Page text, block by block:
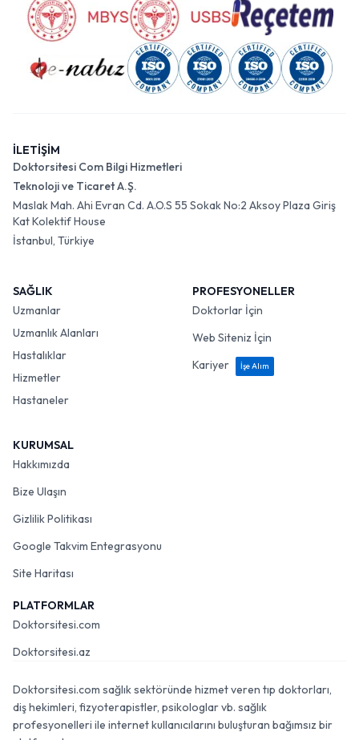
İLETİŞİM
Doktorsitesi Com Bilgi Hizmetleri
Teknoloji ve Ticaret A.Ş.
Maslak Mah. Ahi Evran Cd. A.O.S 55 Sokak No:2 Aksoy Plaza Giriş
Kat Kolektif House
İstanbul, Türkiye
SAĞLIK
Uzmanlar
Uzmanlık Alanları
Hastalıklar
Hizmetler
Hastaneler
PROFESYONELLER
Doktorlar İçin
Web Siteniz İçin
Kariyer
İşe Alım
KURUMSAL
Hakkımızda
Bize Ulaşın
Gizlilik Politikası
Google Takvim Entegrasyonu
Site Haritası
PLATFORMLAR
Doktorsitesi.com
Doktorsitesi.az
Doktorsitesi.com sağlık sektöründe hizmet veren tıp doktorları,
diş hekimleri, fizyoterapistler, psikologlar vb. sağlık
profesyonelleri ile internet kullanıcılarını buluşturan bağımsız bir